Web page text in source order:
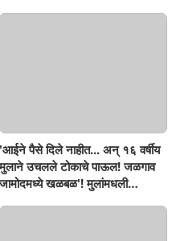
'आईने पैसे दिले नाहीत... अन् १६ वर्षीय
मुलाने उचलले टोकाचे पाऊल! जळगाव
जामोदमध्ये खळबळ'! मुलांमधली